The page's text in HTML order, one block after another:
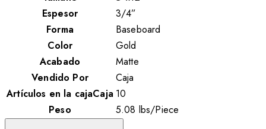
Espesor
3/4”
Forma
Baseboard
Color
Gold
Acabado
Matte
Vendido Por
Caja
Artículos en la cajaCaja 10
Peso
5.08 lbs/Piece